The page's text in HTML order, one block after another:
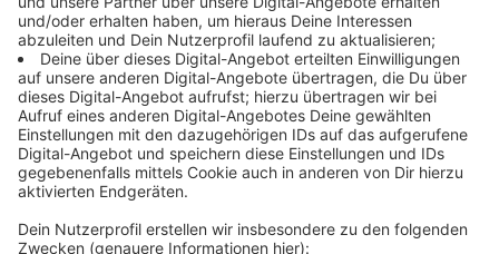
Damit ist die Zahl um 38 Prozent gesunken. In den
letzten Jahren ist generell ein Abwärtstrend zu
beobachten - im Jahr 2014 waren zum Beispiel noch
100 junge Mönchengladbacher mit einer
Alkoholvergiftung im Krankenhaus. Außerdem fällt auf:
Der Rückgang ist bei den jungen Männern stärker als
bei den Frauen. Insgesamt waren in Mönchengladbach
letztes Jahr etwas mehr junge Frauen wegen Alkohol
im Krankenhaus als Männer.